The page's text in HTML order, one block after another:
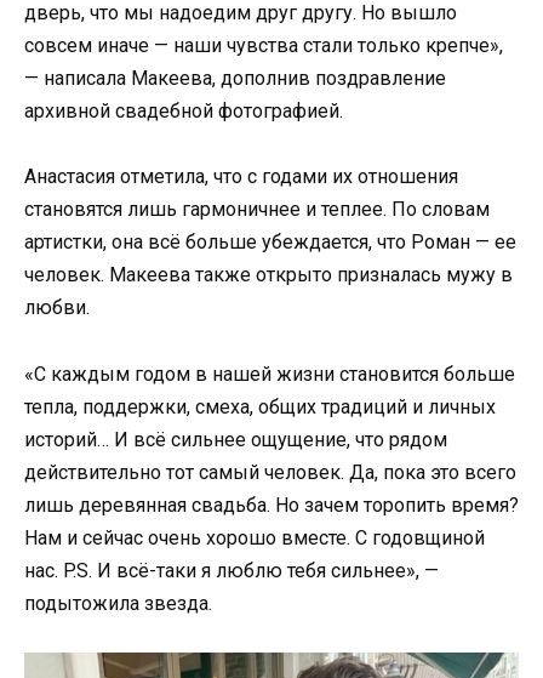
дверь, что мы надоедим друг другу. Но вышло
совсем иначе — наши чувства стали только крепче»,
— написала Макеева, дополнив поздравление
архивной свадебной фотографией.
Анастасия отметила, что с годами их отношения
становятся лишь гармоничнее и теплее. По словам
артистки, она всё больше убеждается, что Роман — ее
человек. Макеева также открыто призналась мужу в
любви.
«С каждым годом в нашей жизни становится больше
тепла, поддержки, смеха, общих традиций и личных
историй… И всё сильнее ощущение, что рядом
действительно тот самый человек. Да, пока это всего
лишь деревянная свадьба. Но зачем торопить время?
Нам и сейчас очень хорошо вместе. С годовщиной
нас. P.S. И всё-таки я люблю тебя сильнее», —
подытожила звезда.